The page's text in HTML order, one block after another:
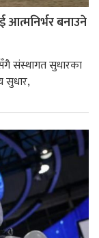
आत्मनिर्भर बनाउने
संस्थागत सुधारका
सुधार,